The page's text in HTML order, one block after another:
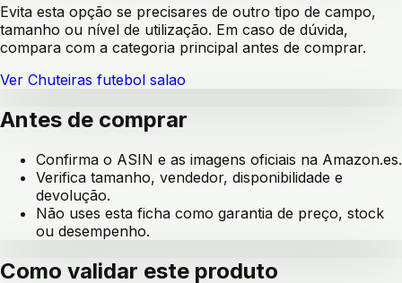
Evita esta opção se precisares de outro tipo de campo,
tamanho ou nível de utilização. Em caso de dúvida,
compara com a categoria principal antes de comprar.
Ver Chuteiras futebol salao
Antes de comprar
Confirma o ASIN e as imagens oficiais na Amazon.es.
Verifica tamanho, vendedor, disponibilidade e
devolução.
Não uses esta ficha como garantia de preço, stock
ou desempenho.
Como validar este produto